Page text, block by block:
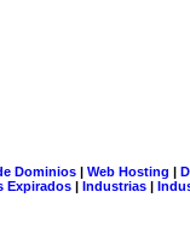
Dominios| Web Hosting |
Expirados | Industrias |